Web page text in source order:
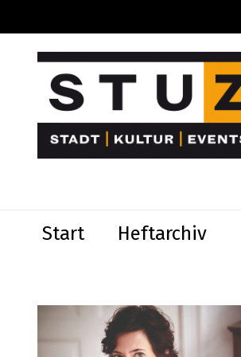
Start Heftarchiv